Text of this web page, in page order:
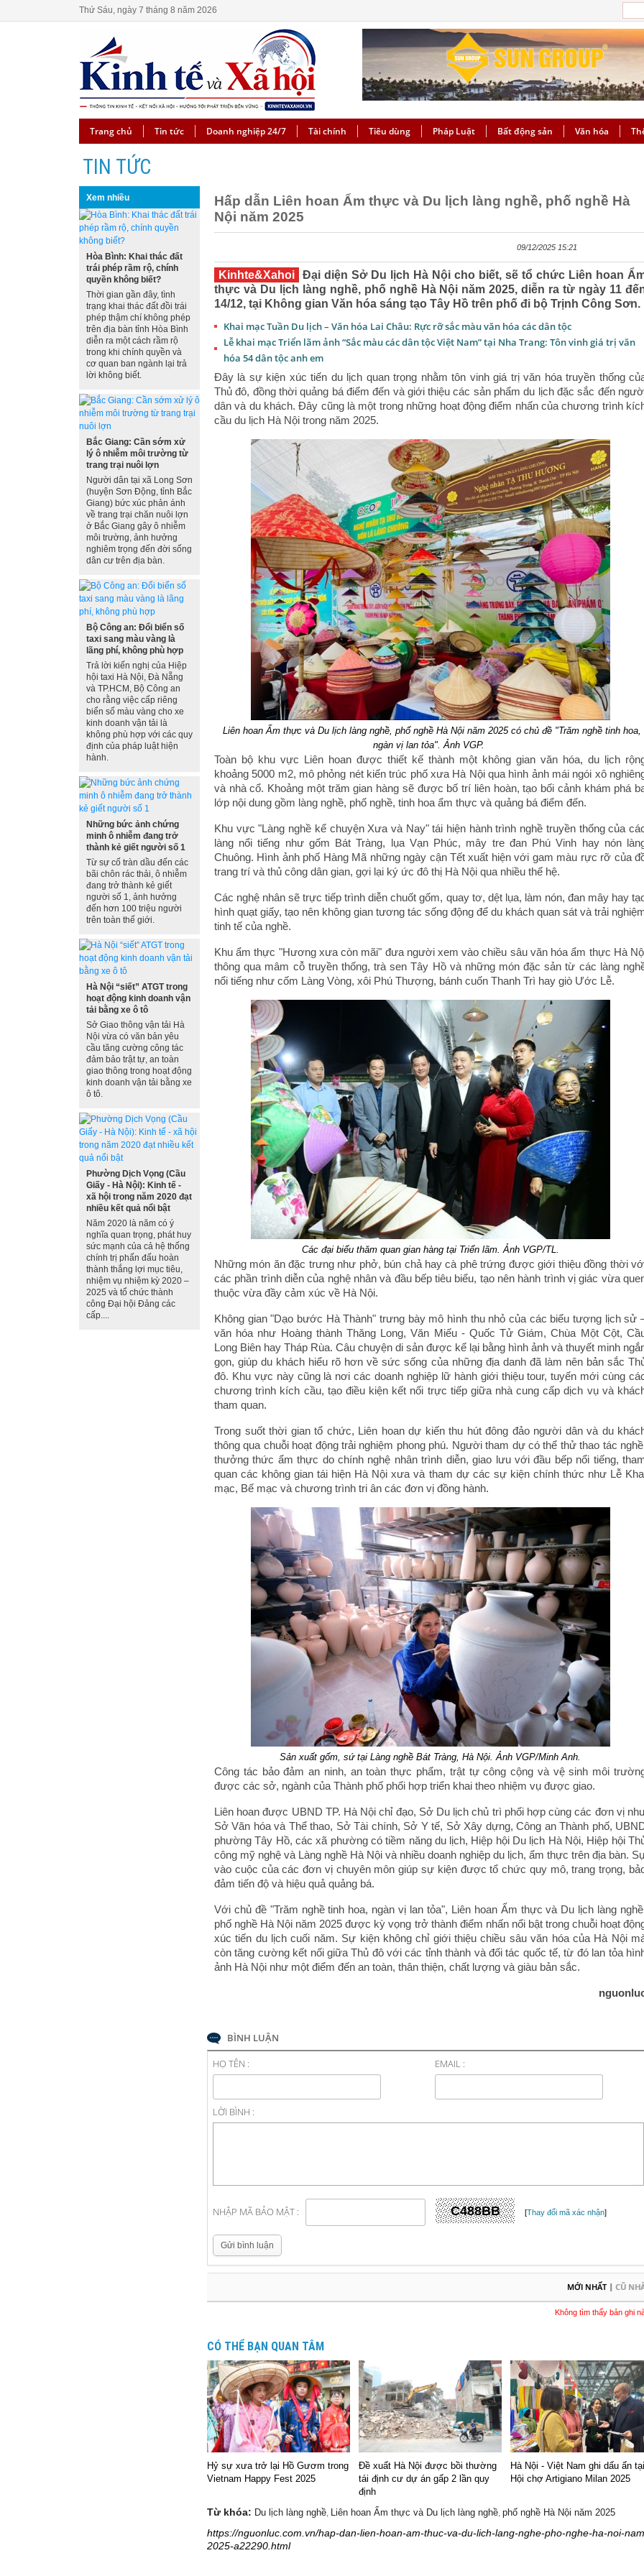
Thứ Sáu, ngày 7 tháng 8 năm 2026
Trang chủ Tin tức Doanh nghiệp 24/7 Tài chính Tiêu dùng Pháp Luật Bất động sản Văn hóa
TIN TỨC
Xem nhiều
Hòa Bình: Khai thác đất
trái phép rầm rộ, chính
quyền không biết?
Thời gian gần đây, tình
trạng khai thác đất đồi trái
phép thậm chí không phép
trên địa bàn tỉnh Hòa Bình
diễn ra một cách rầm rộ
trong khi chính quyền và
cơ quan ban ngành lại trả
lời không biết.
Bắc Giang: Cần sớm xử
lý ô nhiễm môi trường từ
trang trại nuôi lợn
Người dân tại xã Long Sơn
(huyện Sơn Động, tỉnh Bắc
Giang) bức xúc phản ánh
về trang trại chăn nuôi lợn
ở Bắc Giang gây ô nhiễm
môi trường, ảnh hưởng
nghiêm trọng đến đời sống
dân cư trên địa bàn.
Bộ Công an: Đổi biển số
taxi sang màu vàng là
lãng phí, không phù hợp
Trả lời kiến nghị của Hiệp
hội taxi Hà Nội, Đà Nẵng
và TP.HCM, Bộ Công an
cho rằng việc cấp riêng
biển số màu vàng cho xe
kinh doanh vận tải là
không phù hợp với các quy
định của pháp luật hiện
hành.
Những bức ảnh chứng
minh ô nhiễm đang trở
thành kẻ giết người số 1
Từ sự cố tràn dầu đến các
bãi chôn rác thải, ô nhiễm
đang trở thành kẻ giết
người số 1, ảnh hưởng
đến hơn 100 triệu người
trên toàn thế giới.
Hà Nội “siết” ATGT trong
hoạt động kinh doanh vận
tải bằng xe ô tô
Sở Giao thông vận tải Hà
Nội vừa có văn bản yêu
cầu tăng cường công tác
đảm bảo trật tự, an toàn
giao thông trong hoạt động
kinh doanh vận tải bằng xe
ô tô.
Phường Dịch Vọng (Cầu
Giấy - Hà Nội): Kinh tế -
xã hội trong năm 2020 đạt
nhiều kết quả nổi bật
Năm 2020 là năm có ý
nghĩa quan trọng, phát huy
sức mạnh của cả hệ thống
chính trị phấn đấu hoàn
thành thắng lợi mục tiêu,
nhiệm vụ nhiệm kỳ 2020 –
2025 và tổ chức thành
công Đại hội Đảng các
cấp....
Hấp dẫn Liên hoan Ẩm thực và Du lịch làng nghề, phố nghề Hà
Nội năm 2025
09/12/2025 15:21
Kinhte&Xahoi
Đại diện Sở Du lịch Hà Nội cho biết, sẽ tổ chức Liên hoan
thực và Du lịch làng nghề, phố nghề Hà Nội năm 2025, diễn ra từ ngày 11
14/12, tại Không gian Văn hóa sáng tạo Tây Hồ trên phố đi bộ Trịnh Công Sơn.
Khai mạc Tuần Du lịch – Văn hóa Lai Châu: Rực rỡ sắc màu văn hóa các dân tộc
Lễ khai mạc Triển lãm ảnh “Sắc màu các dân tộc Việt Nam” tại Nha Trang: Tôn vinh giá trị văn
hóa 54 dân tộc anh em
Đây là sự kiện xúc tiến du lịch quan trọng nhằm tôn vinh giá trị văn hóa truyền thống
Thủ đô, đồng thời quảng bá điểm đến và giới thiệu các sản phẩm du lịch đặc sắc đến
dân và du khách. Đây cũng là một trong những hoạt động điểm nhấn của chương trình
cầu du lịch Hà Nội trong năm 2025.
Liên hoan Ẩm thực và Du lịch làng nghề, phố nghề Hà Nội năm 2025 có chủ đề "Trăm nghề tinh hoa,
ngàn vị lan tỏa". Ảnh VGP.
Toàn bộ khu vực Liên hoan được thiết kế thành một không gian văn hóa, du lịch
khoảng 5000 m2, mô phỏng nét kiến trúc phố xưa Hà Nội qua hình ảnh mái ngói xô
và nhà cổ. Khoảng một trăm gian hàng sẽ được bố trí liên hoàn, tạo bối cảnh khám phá
lớp nội dung gồm làng nghề, phố nghề, tinh hoa ẩm thực và quảng bá điểm đến.
Khu vực "Làng nghề kể chuyện Xưa và Nay" tái hiện hành trình nghề truyền thống của
làng nổi tiếng như gốm Bát Tràng, lụa Vạn Phúc, mây tre đan Phú Vinh hay nón
Chuông. Hình ảnh phố Hàng Mã những ngày cận Tết xuất hiện với gam màu rực rỡ của
trang trí và thủ công dân gian, gợi lại ký ức đô thị Hà Nội qua nhiều thế hệ.
Các nghệ nhân sẽ trực tiếp trình diễn chuốt gốm, quay tơ, dệt lụa, làm nón, đan mây hay
hình quạt giấy, tạo nên không gian tương tác sống động để du khách quan sát và trải
tinh tế của nghề.
Khu ẩm thực "Hương xưa còn mãi" đưa người xem vào chiều sâu văn hóa ẩm thực Hà
thông qua mâm cỗ truyền thống, trà sen Tây Hồ và những món đặc sản từ các làng
nổi tiếng như cốm Làng Vòng, xôi Phú Thượng, bánh cuốn Thanh Trì hay giò Ước Lễ.
Các đại biểu thăm quan gian hàng tại Triển lãm. Ảnh VGP/TL.
Những món ăn đặc trưng như phở, bún chả hay cà phê trứng được giới thiệu đồng thời
các phần trình diễn của nghệ nhân và đầu bếp tiêu biểu, tạo nên hành trình vị giác vừa
thuộc vừa đầy cảm xúc về Hà Nội.
Không gian "Dạo bước Hà Thành" trưng bày mô hình thu nhỏ của các biểu tượng lịch sử
văn hóa như Hoàng thành Thăng Long, Văn Miếu - Quốc Tử Giám, Chùa Một Cột,
Long Biên hay Tháp Rùa. Câu chuyện di sản được kể lại bằng hình ảnh và thuyết minh
gọn, giúp du khách hiểu rõ hơn về sức sống của những địa danh đã làm nên bản sắc
đô. Khu vực này cũng là nơi các doanh nghiệp lữ hành giới thiệu tour, tuyến mới cùng
chương trình kích cầu, tạo điều kiện kết nối trực tiếp giữa nhà cung cấp dịch vụ và
tham quan.
Trong suốt thời gian tổ chức, Liên hoan dự kiến thu hút đông đảo người dân và du
thông qua chuỗi hoạt động trải nghiệm phong phú. Người tham dự có thể thử thao tác
thưởng thức ẩm thực do chính nghệ nhân trình diễn, giao lưu với đầu bếp nổi tiếng,
quan các không gian tái hiện Hà Nội xưa và tham dự các sự kiện chính thức như Lễ
mạc, Bế mạc và chương trình tri ân các đơn vị đồng hành.
Sản xuất gốm, sứ tại Làng nghề Bát Tràng, Hà Nội. Ảnh VGP/Minh Anh.
Công tác bảo đảm an ninh, an toàn thực phẩm, trật tự công cộng và vệ sinh môi
được các sở, ngành của Thành phố phối hợp triển khai theo nhiệm vụ được giao.
Liên hoan được UBND TP. Hà Nội chỉ đạo, Sở Du lịch chủ trì phối hợp cùng các đơn vị
Sở Văn hóa và Thể thao, Sở Tài chính, Sở Y tế, Sở Xây dựng, Công an Thành phố,
phường Tây Hồ, các xã phường có tiềm năng du lịch, Hiệp hội Du lịch Hà Nội, Hiệp hội
công mỹ nghệ và Làng nghề Hà Nội và nhiều doanh nghiệp du lịch, ẩm thực trên địa bàn.
vào cuộc của các đơn vị chuyên môn giúp sự kiện được tổ chức quy mô, trang trọng,
đảm tiến độ và hiệu quả quảng bá.
Với chủ đề "Trăm nghề tinh hoa, ngàn vị lan tỏa", Liên hoan Ẩm thực và Du lịch làng
phố nghề Hà Nội năm 2025 được kỳ vọng trở thành điểm nhấn nổi bật trong chuỗi hoạt
xúc tiến du lịch cuối năm. Sự kiện không chỉ giới thiệu chiều sâu văn hóa của Hà Nội
còn tăng cường kết nối giữa Thủ đô với các tỉnh thành và đối tác quốc tế, từ đó lan tỏa
ảnh Hà Nội như một điểm đến an toàn, thân thiện, chất lượng và giàu bản sắc.
BÌNH LUẬN
HỌ TÊN :
EMAIL :
LỜI BÌNH :
NHẬP MÃ BẢO MẬT : [Thay đổi mã xác nhận]
Gửi bình luận
MỚI NHẤT| CŨ
Không tìm thấy bản ghi
CÓ THỂ BẠN QUAN TÂM
Hỷ sự xưa trở lại Hồ Gươm trong
Vietnam Happy Fest 2025
Đề xuất Hà Nội được bồi thường
tái định cư dự án gấp 2 lần quy
định
Hà Nội - Việt Nam ghi dấu ấn tại
Hội chợ Artigiano Milan 2025
Từ khóa: Du lịch làng nghề, Liên hoan Ẩm thực và Du lịch làng nghề, phố nghề Hà Nội năm 2025
https://nguonluc.com.vn/hap-dan-lien-hoan-am-thuc-va-du-lich-lang-nghe-pho-nghe-ha-noi-
2025-a22290.html